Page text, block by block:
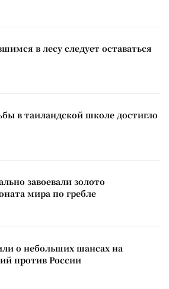
в лесу следует оставаться
в таиландской школе достигло
завоевали золото
мира по гребле
о небольших шансах на
против России